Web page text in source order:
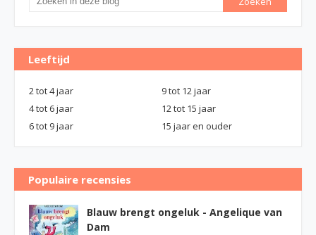
Leeftijd
2 tot 4 jaar
9 tot 12 jaar
4 tot 6 jaar
12 tot 15 jaar
6 tot 9 jaar
15 jaar en ouder
Populaire recensies
Blauw brengt ongeluk - Angelique van
Dam